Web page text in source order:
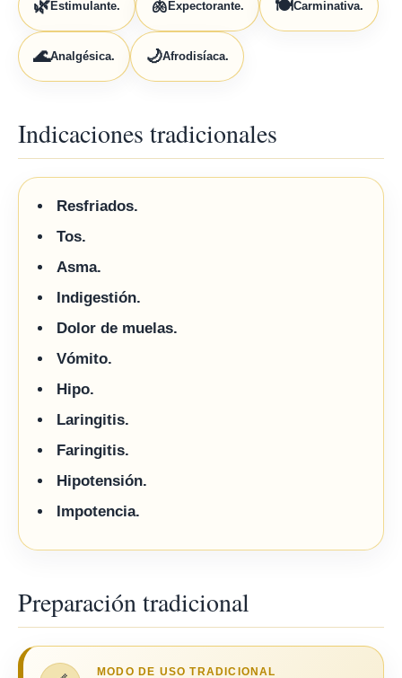
🌿Estimulante. 🫁 Expectorante. 🍽️Carminativa.
🌊Analgésica. 🌙Afrodisíaca.
Indicaciones tradicionales
Resfriados.
Tos.
Asma.
Indigestión.
Dolor de muelas.
Vómito.
Hipo.
Laringitis.
Faringitis.
Hipotensión.
Impotencia.
Preparación tradicional
MODO DE USO TRADICIONAL